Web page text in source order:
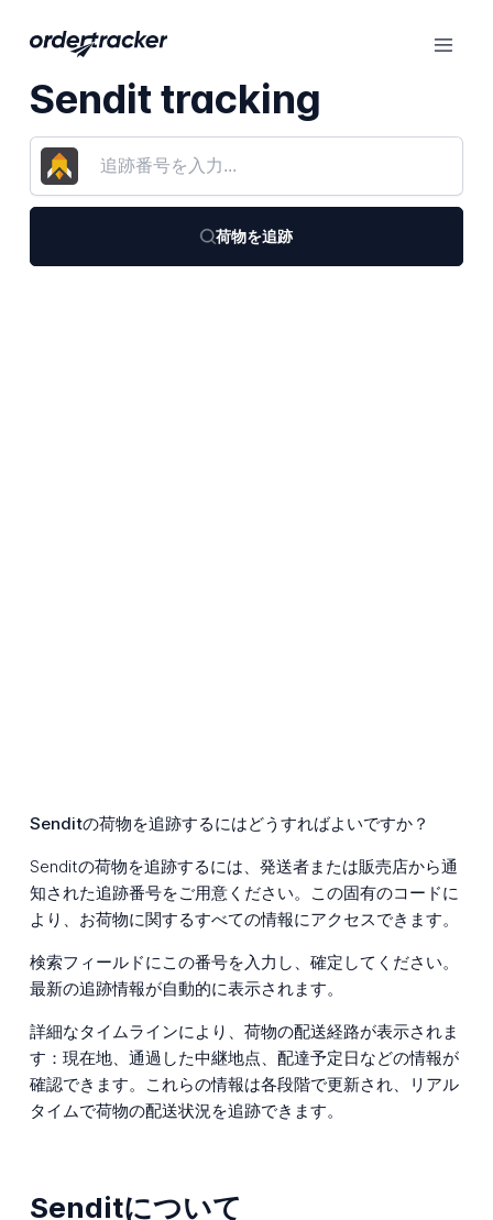
Sendit tracking
荷物を追跡
Senditの荷物を追跡するにはどうすればよいですか？
Senditの荷物を追跡するには、発送者または販売店から通
知された追跡番号をご用意ください。この固有のコードに
より、お荷物に関するすべての情報にアクセスできます。
検索フィールドにこの番号を入力し、確定してください。
最新の追跡情報が自動的に表示されます。
詳細なタイムラインにより、荷物の配送経路が表示されま
す：現在地、通過した中継地点、配達予定日などの情報が
確認できます。これらの情報は各段階で更新され、リアル
タイムで荷物の配送状況を追跡できます。
Senditについて